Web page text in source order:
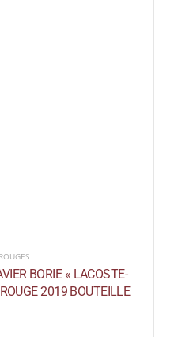
BORIE « LACOSTE-
2019 BOUTEILLE